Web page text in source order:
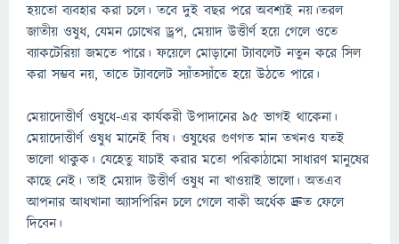
হয়তো ব্যবহার করা চলে। তবে দুই বছর পরে অবশ্যই নয়।তরল
জাতীয় ওষুধ, যেমন চোখের ড্রপ, মেয়াদ উত্তীর্ণ হয়ে গেলে ওতে
ব্যাকটেরিয়া জমতে পারে। ফয়েলে মোড়ানো ট্যাবলেট নতুন করে সিল
করা সম্ভব নয়, তাতে ট্যাবলেট স্যাঁতস্যাঁতে হয়ে উঠতে পারে।
মেয়াদোত্তীর্ণ ওষুধে-এর কার্যকরী উপাদানের ৯৫ ভাগই থাকেনা।
মেয়াদোত্তীর্ণ ওষুধ মানেই বিষ। ওষুধের গুণগত মান তখনও যতই
ভালো থাকুক। যেহেতু যাচাই করার মতো পরিকাঠামো সাধারণ মানুষের
কাছে নেই। তাই মেয়াদ উত্তীর্ণ ওষুধ না খাওয়াই ভালো। অতএব
আপনার আধখানা অ্যাসপিরিন চলে গেলে বাকী অর্ধেক দ্রুত ফেলে
দিবেন।